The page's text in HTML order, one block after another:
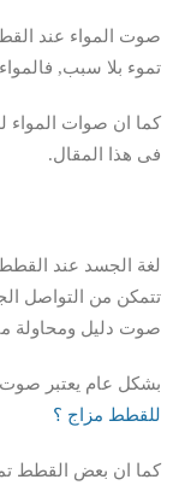
صوت المواء عند
تموء بلا سبب,
كما ان صوات المواء
فى هذا المقال.
لغة الجسد عند
تتمكن من التواصل
صوت دليل ومحاولة
بشكل عام يعتبر صوت
للقطط مزاج ؟
كما ان بعض القطط